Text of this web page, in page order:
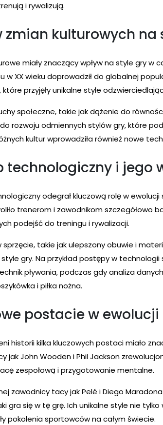
i rywalizują.
zmian kulturowych na
miały znaczący wpływ na style gry w
w XX wieku doprowadził do globalnej
które przyjęły unikalne style
społeczne, takie jak dążenie do
rozwoju odmiennych stylów gry, które
kultur wprowadziła również nowe
technologiczny i jego
odegrał kluczową rolę w
trenerom i zawodnikom szczegółowo
podejść do treningu i rywalizacji.
sprzęcie, takie jak ulepszony obuwie i
style gry. Na przykład postępy w
pływania, podczas gdy analiza
i piłka nożna.
postacie w
historii kilka kluczowych postaci miało
jak John Wooden i Phil Jackson
zespołową i przygotowanie mentalne.
zawodnicy tacy jak Pelé i Diego
gra się w tę grę. Ich unikalne style nie tylko
pokolenia sportowców na całym świecie.